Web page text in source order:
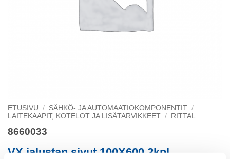
ETUSIVU / SÄHKÖ- JA AUTOMAATIOKOMPONENTIT /
LAITEKAAPIT, KOTELOT JA LISÄTARVIKKEET / RITTAL
8660033
VX jalustan sivut 100X600 2kpl